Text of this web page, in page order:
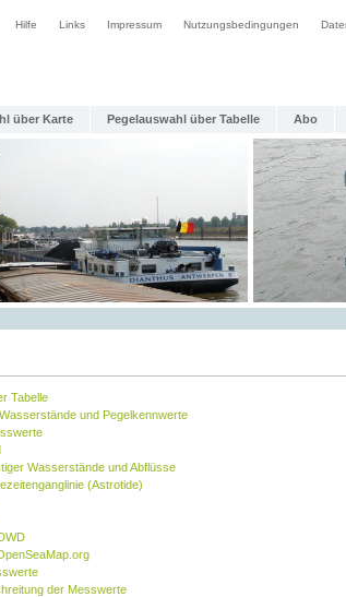
Hilfe Links Impressum Nutzungsbedingungen
über Karte Pegelauswahl über Tabelle Abo
Tabelle
und Pegelkennwerte
Wasserstände und Abflüsse
(Astrotide)
der Messwerte